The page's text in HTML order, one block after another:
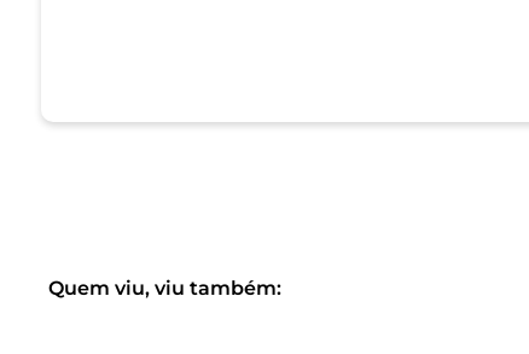
Quem viu, viu também: